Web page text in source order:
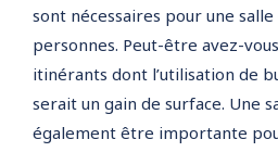
sont nécessaires pour une
personnes. Peut-être avez-
itinérants dont l’utilisation de
serait un gain de surface. Une
également être importante